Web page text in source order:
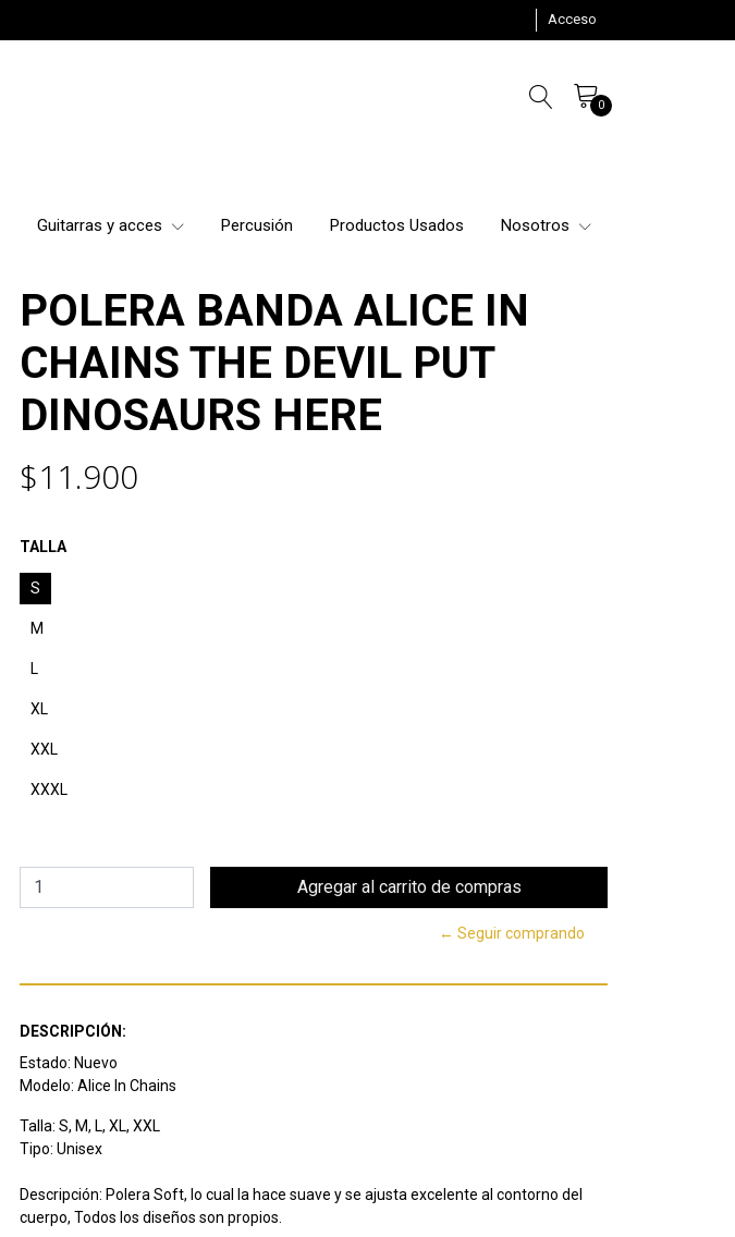
Acceso
0
Guitarras y acces Percusión Productos Usados Nosotros
POLERA BANDA ALICE IN
CHAINS THE DEVIL PUT
DINOSAURS HERE
$11.900
TALLA
S
M
L
XL
XXL
XXXL
← Seguir comprando
DESCRIPCIÓN:
Estado: Nuevo
Modelo: Alice In Chains
Talla: S, M, L, XL, XXL
Tipo: Unisex
Descripción: Polera Soft, lo cual la hace suave y se ajusta excelente al contorno del
cuerpo, Todos los diseños son propios.